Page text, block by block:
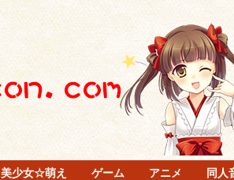
美少女☆萌え ゲーム アニメ 同人